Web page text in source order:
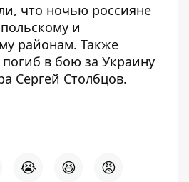
что ночью россияне
и
районам. Также
в бою за Украину
Сергей Столбцов.
😭 😆 😡